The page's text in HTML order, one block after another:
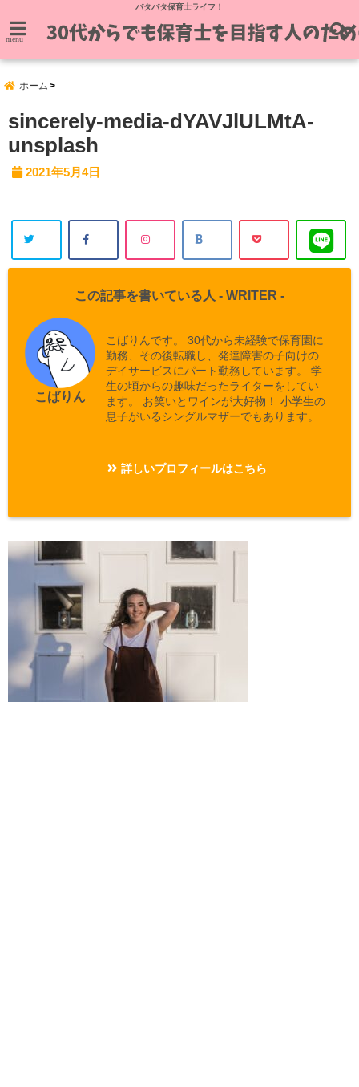
バタバタ保育士ライフ！
menu
ホーム
sincerely-media-dYAVJlULMtA-
unsplash
2021年5月4日
この記事を書いている人 - WRITER -
こばりん
こばりんです。 30代から未経験で保育園に
勤務、その後転職し、発達障害の子向けの
デイサービスにパート勤務しています。 学
生の頃からの趣味だったライターをしてい
ます。 お笑いとワインが大好物！ 小学生の
息子がいるシングルマザーでもあります。
詳しいプロフィールはこちら